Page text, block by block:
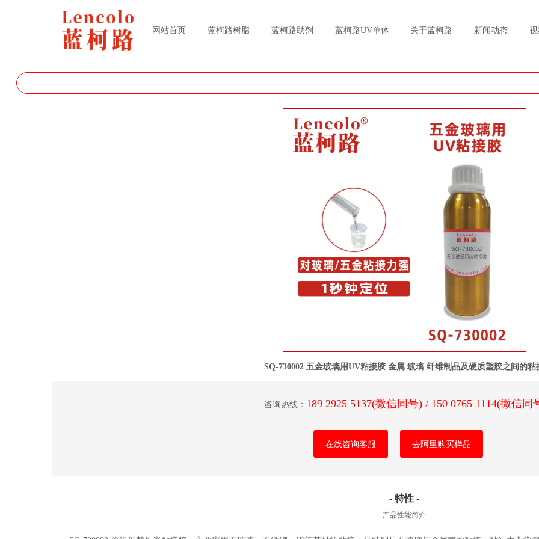
网站首页 蓝柯路树脂 蓝柯路助剂 蓝柯路UV单体 关于蓝柯路 新闻动态
SQ-730002 五金玻璃用UV粘接胶 金属 玻璃 纤维制品及硬质塑胶之间的粘
咨询热线： 189 2925 5137(微信同号) / 150 0765 1114(微信同
在线咨询客服 去阿里购买样品
- 特性 -
产品性能简介